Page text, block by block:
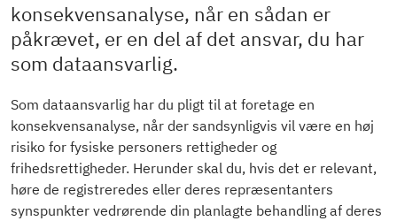
konsekvensanalyse, når en sådan er
påkrævet, er en del af det ansvar, du har
som dataansvarlig.
Som dataansvarlig har du pligt til at foretage en
konsekvensanalyse, når der sandsynligvis vil være en høj
risiko for fysiske personers rettigheder og
frihedsrettigheder. Herunder skal du, hvis det er relevant,
høre de registreredes eller deres repræsentanters
synspunkter vedrørende din planlagte behandling af deres